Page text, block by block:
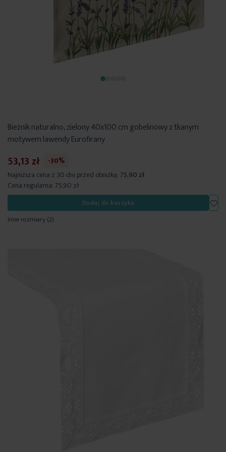
Bieżnik naturalno, zielony 40x100 cm gobelinowy z tkanym
motywem lawendy Eurofirany
53,13 zł
-30%
Najniższa cena z 30 dni przed obniżką: 75,90 zł
Cena regularna: 75,90 zł
Dodaj do koszyka
Inne rozmiary(2)